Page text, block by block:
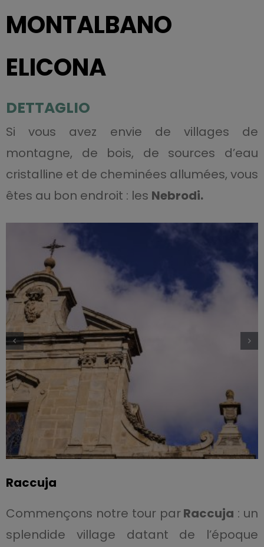
MONTALBANO
ELICONA
DETTAGLIO
Si vous avez envie de villages de
montagne, de bois, de sources d’eau
cristalline et de cheminées allumées, vous
êtes au bon endroit : les Nebrodi.
Raccuja
Commençons notre tour parRaccuja : un
splendide village datant de l’époque